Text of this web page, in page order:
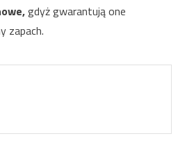
gdyż gwarantują one
zapach.